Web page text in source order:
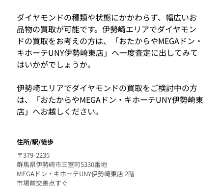
ダイヤモンドの種類や状態にかかわらず、幅広いお
品物の買取が可能です。伊勢崎エリアでダイヤモン
ドの買取をお考えの方は、「おたからやMEGAドン・
キホーテUNY伊勢崎東店」へ一度査定に出してみて
はいかがでしょうか。
伊勢崎エリアでダイヤモンドの買取をご検討中の方
は、「おたからやMEGAドン・キホーテUNY伊勢崎東
店」へお越しください。
住所/駅/徒歩
〒379-2235
群馬県伊勢崎市三室町5330番地
MEGAドン・キホーテUNY伊勢崎東店 2階
市場前交差点すぐ